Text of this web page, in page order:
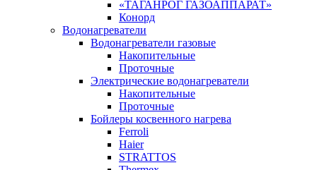
«ТАГАНРОГ ГАЗОАППАРАТ»
Конорд
Водонагреватели
Водонагреватели газовые
Накопительные
Проточные
Электрические водонагреватели
Накопительные
Проточные
Бойлеры косвенного нагрева
Ferroli
Haier
STRATTOS